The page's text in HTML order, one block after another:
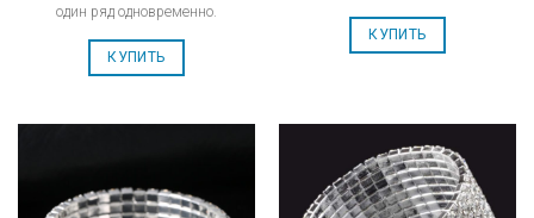
один ряд одновременно.
КУПИТЬ
КУПИТЬ